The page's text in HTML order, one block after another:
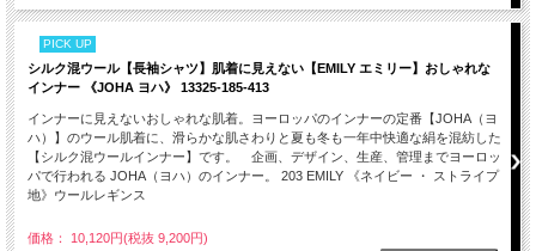
PICK UP
シルク混ウール【長袖シャツ】肌着に見えない【EMILY エミリー】おしゃれな
インナー 《JOHA ヨハ》 13325-185-413
インナーに見えないおしゃれな肌着。ヨーロッパのインナーの定番【JOHA（ヨ
ハ）】のウール肌着に、滑らかな肌さわりと夏も冬も一年中快適な絹を混紡した
【シルク混ウールインナー】です。 企画、デザイン、生産、管理までヨーロッ
パで行われる JOHA（ヨハ）のインナー。 203 EMILY 《ネイビー ・ ストライプ
地》ウールレギンス
価格： 10,120円(税抜 9,200円)